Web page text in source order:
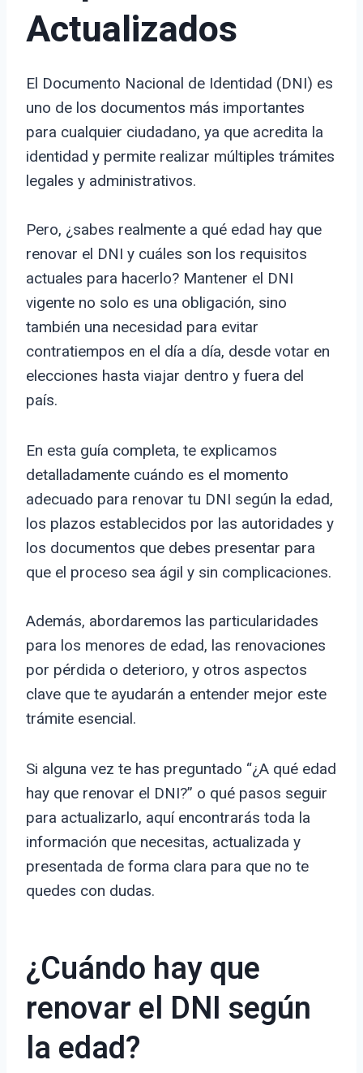
Actualizados
El Documento Nacional de Identidad (DNI) es
uno de los documentos más importantes
para cualquier ciudadano, ya que acredita la
identidad y permite realizar múltiples trámites
legales y administrativos.
Pero, ¿sabes realmente a qué edad hay que
renovar el DNI y cuáles son los requisitos
actuales para hacerlo? Mantener el DNI
vigente no solo es una obligación, sino
también una necesidad para evitar
contratiempos en el día a día, desde votar en
elecciones hasta viajar dentro y fuera del
país.
En esta guía completa, te explicamos
detalladamente cuándo es el momento
adecuado para renovar tu DNI según la edad,
los plazos establecidos por las autoridades y
los documentos que debes presentar para
que el proceso sea ágil y sin complicaciones.
Además, abordaremos las particularidades
para los menores de edad, las renovaciones
por pérdida o deterioro, y otros aspectos
clave que te ayudarán a entender mejor este
trámite esencial.
Si alguna vez te has preguntado “¿A qué edad
hay que renovar el DNI?” o qué pasos seguir
para actualizarlo, aquí encontrarás toda la
información que necesitas, actualizada y
presentada de forma clara para que no te
quedes con dudas.
¿Cuándo hay que
renovar el DNI según
la edad?